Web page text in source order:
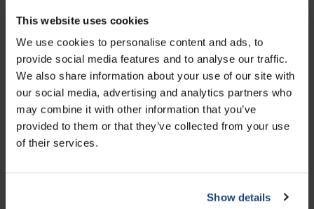
This website uses cookies
We use cookies to personalise content and ads, to
provide social media features and to analyse our traffic.
We also share information about your use of our site with
our social media, advertising and analytics partners who
may combine it with other information that you’ve
provided to them or that they’ve collected from your use
of their services.
Show details
Mon compte
Coordonnées
Horaires d'ouvertures
Logo eigendom van TrustPilot